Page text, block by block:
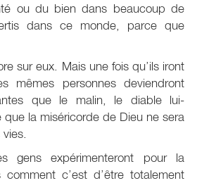
ou du bien dans beaucoup de
dans ce monde, parce que
sur eux. Mais une fois qu’ils iront
mêmes personnes deviendront
que le malin, le diable lui-
la miséricorde de Dieu ne sera
gens expérimenteront pour la
comment c’est d’être totalement